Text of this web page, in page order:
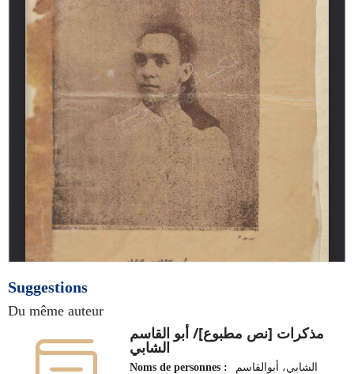
Suggestions
Du même auteur
مذكرات [نص مطبوع]/ أبو القاسم
الشابي
Noms de personnes :
الشابي، أبوالقاسم